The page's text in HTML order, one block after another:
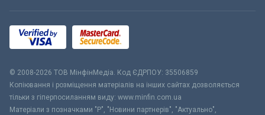
© 2008-2026 ТОВ МiнфiнМедiа. Код ЄДРПОУ: 35506859
Копіювання і розміщення матеріалів на інших сайтах дозволяється
тільки з гіперпосиланням виду: www.minfin.com.ua
Матеріали з позначками "Р", "Новини партнерів", "Актуально",